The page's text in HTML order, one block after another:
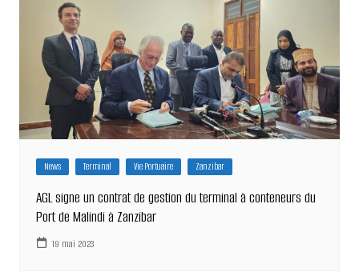
News Terminal Vie Portuaire Zanzibar
AGL signe un contrat de gestion du terminal à conteneurs du
Port de Malindi à Zanzibar
19 mai 2023